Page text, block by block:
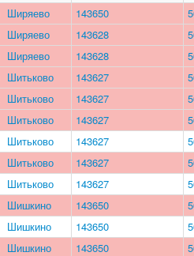
Ширяево 143650
Ширяево 143628
Ширяево 143628
Шитьково 143627
Шитьково 143627
Шитьково 143627
Шитьково 143627
Шитьково 143627
Шитьково 143627
Шишкино 143650
Шишкино 143650
Шишкино 143650